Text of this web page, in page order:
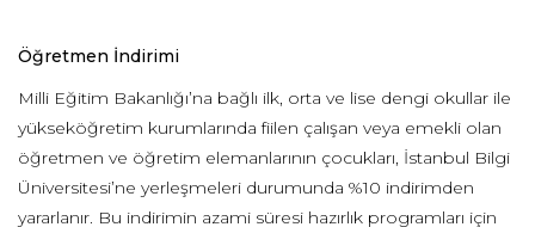
Öğretmen İndirimi
Milli Eğitim Bakanlığı’na bağlı ilk, orta ve lise dengi okullar ile
yükseköğretim kurumlarında fiilen çalışan veya emekli olan
öğretmen ve öğretim elemanlarının çocukları, İstanbul Bilgi
Üniversitesi’ne yerleşmeleri durumunda %10 indirimden
yararlanır. Bu indirimin azami süresi hazırlık programları için